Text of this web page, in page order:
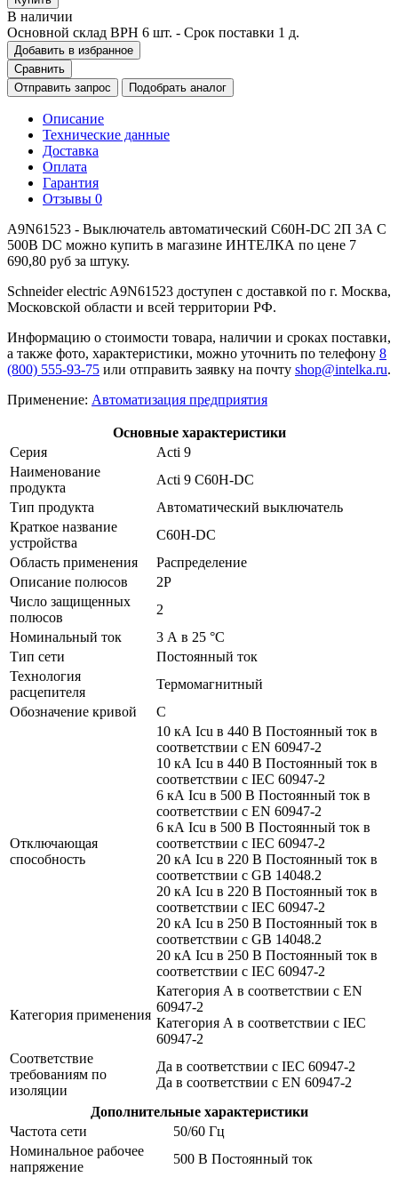
В наличии
Основной склад ВРН 6 шт. - Срок поставки 1 д.
Добавить в избранное
Сравнить
Отправить запрос
Подобрать аналог
Описание
Технические данные
Доставка
Оплата
Гарантия
Отзывы 0
A9N61523 - Выключатель автоматический C60H-DC 2П 3А C
500В DC можно купить в магазине ИНТЕЛКА по цене 7
690,80 руб за штуку.
Schneider electric A9N61523 доступен с доставкой по г. Москва,
Московской области и всей территории РФ.
Информацию о стоимости товара, наличии и сроках поставки,
а также фото, характеристики, можно уточнить по телефону 8
(800) 555-93-75 или отправить заявку на почту shop@intelka.ru.
Применение: Автоматизация предприятия
Основные характеристики
Серия
Acti 9
Наименование
продукта
Acti 9 C60H-DC
Тип продукта
Автоматический выключатель
Краткое название
устройства
C60H-DC
Область применения
Распределение
Описание полюсов
2P
Число защищенных
полюсов
2
Номинальный ток
3 А в 25 °C
Тип сети
Постоянный ток
Технология
расцепителя
Термомагнитный
Обозначение кривой
С
Отключающая
способность
10 кА Icu в 440 В Постоянный ток в
соответствии с EN 60947-2
10 кА Icu в 440 В Постоянный ток в
соответствии с IEC 60947-2
6 кА Icu в 500 В Постоянный ток в
соответствии с EN 60947-2
6 кА Icu в 500 В Постоянный ток в
соответствии с IEC 60947-2
20 кА Icu в 220 В Постоянный ток в
соответствии с GB 14048.2
20 кА Icu в 220 В Постоянный ток в
соответствии с IEC 60947-2
20 кА Icu в 250 В Постоянный ток в
соответствии с GB 14048.2
20 кА Icu в 250 В Постоянный ток в
соответствии с IEC 60947-2
Категория применения
Категория А в соответствии с EN
60947-2
Категория А в соответствии с IEC
60947-2
Соответствие
требованиям по
изоляции
Да в соответствии с IEC 60947-2
Да в соответствии с EN 60947-2
Дополнительные характеристики
Частота сети
50/60 Гц
Номинальное рабочее
напряжение
500 В Постоянный ток